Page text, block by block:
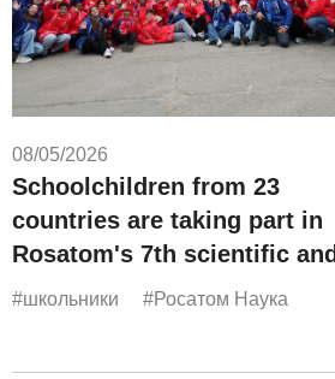
08/05/2026
Schoolchildren from 23
countries are taking part in
Rosatom's 7th scientific and
educational expedition,
#школьники #Росатом Наука